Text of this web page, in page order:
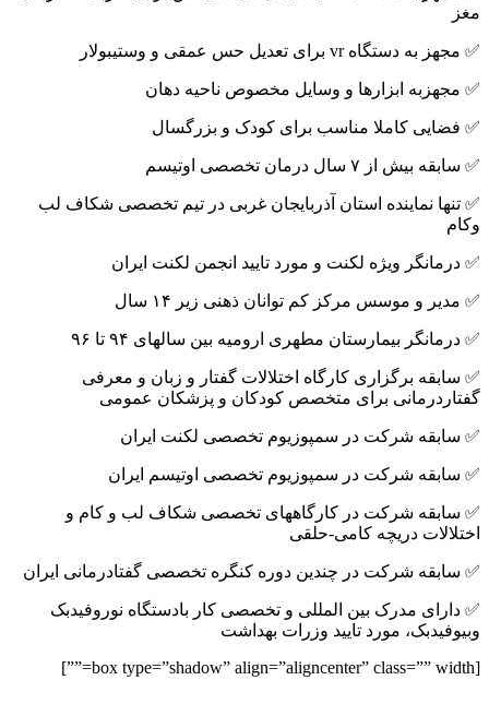
مغز
✅ مجهز به دستگاە vr برای تعدیل حس عمقی و وستیبولار
✅ مجهزبه ابزارها و وسایل مخصوص ناحیه دهان
✅ فضایی کاملا مناسب برای کودک و بزرگسال
✅ سابقه بیش از ۷ سال درمان تخصصی اوتیسم
✅ تنها نماینده استان آذربایجان غربی در تیم تخصصی شکاف لب
وکام
✅ درمانگر ویژه لکنت و مورد تایید انجمن لکنت ایران
✅ مدیر و موسس مرکز کم توانان ذهنی زیر ۱۴ سال
✅ درمانگر بیمارستان مطهری ارومیه بین سالهای ۹۴ تا ۹۶
✅ سابقه برگزاری کارگاە اختلالات گفتار و زبان و معرفی
گفتاردرمانی برای متخصص کودکان و پزشکان عمومی
✅ سابقه شرکت در سمپوزیوم تخصصی لکنت ایران
✅ سابقه شرکت در سمپوزیوم تخصصی اوتیسم ایران
✅ سابقه شرکت در کارگاههای تخصصی شکاف لب و کام و
اختلالات دریچه کامی-حلقی
✅ سابقه شرکت در چندین دوره کنگره تخصصی گفتادرمانی ایران
✅ دارای مدرک بین المللی و تخصصی کار بادستگاه نوروفیدبک
وبیوفیدبک، مورد تایید وزرات بهداشت
[box type=”shadow” align=”aligncenter” class=”” width=””]